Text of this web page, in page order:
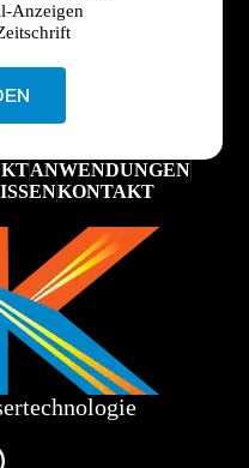
Anzeigen
ANWENDUNGEN
KONTAKT